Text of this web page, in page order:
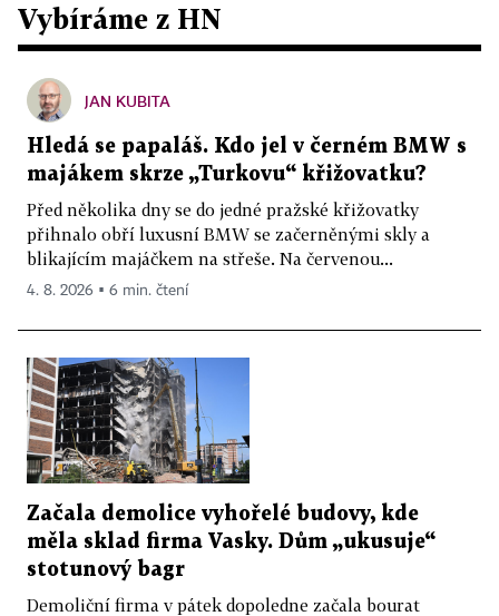
Vybíráme z HN
JAN KUBITA
Hledá se papaláš. Kdo jel v černém BMW s
majákem skrze „Turkovu“ křižovatku?
Před několika dny se do jedné pražské křižovatky
přihnalo obří luxusní BMW se začerněnými skly a
blikajícím majáčkem na střeše. Na červenou...
4. 8. 2026 ▪ 6 min. čtení
Začala demolice vyhořelé budovy, kde
měla sklad firma Vasky. Dům „ukusuje“
stotunový bagr
Demoliční firma v pátek dopoledne začala bourat